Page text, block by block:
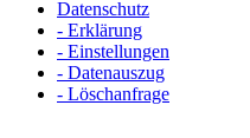
Datenschutz
- Erklärung
- Einstellungen
- Datenauszug
- Löschanfrage